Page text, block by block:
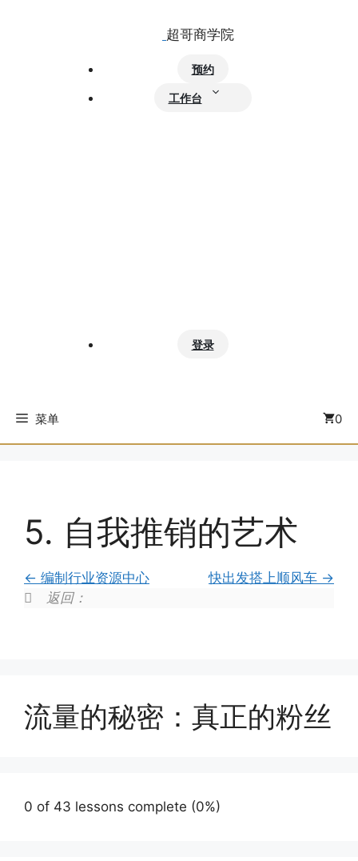
预约
工作台
登录
菜单 0
5. 自我推销的艺术
编制行业资源中心
快出发搭上顺风车
返回：
流量的秘密：真正的粉丝
0 of 43 lessons complete (0%)